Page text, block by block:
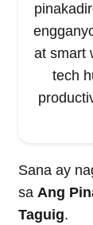
at smart
tech
Sana ay
sa Ang
Taguig.